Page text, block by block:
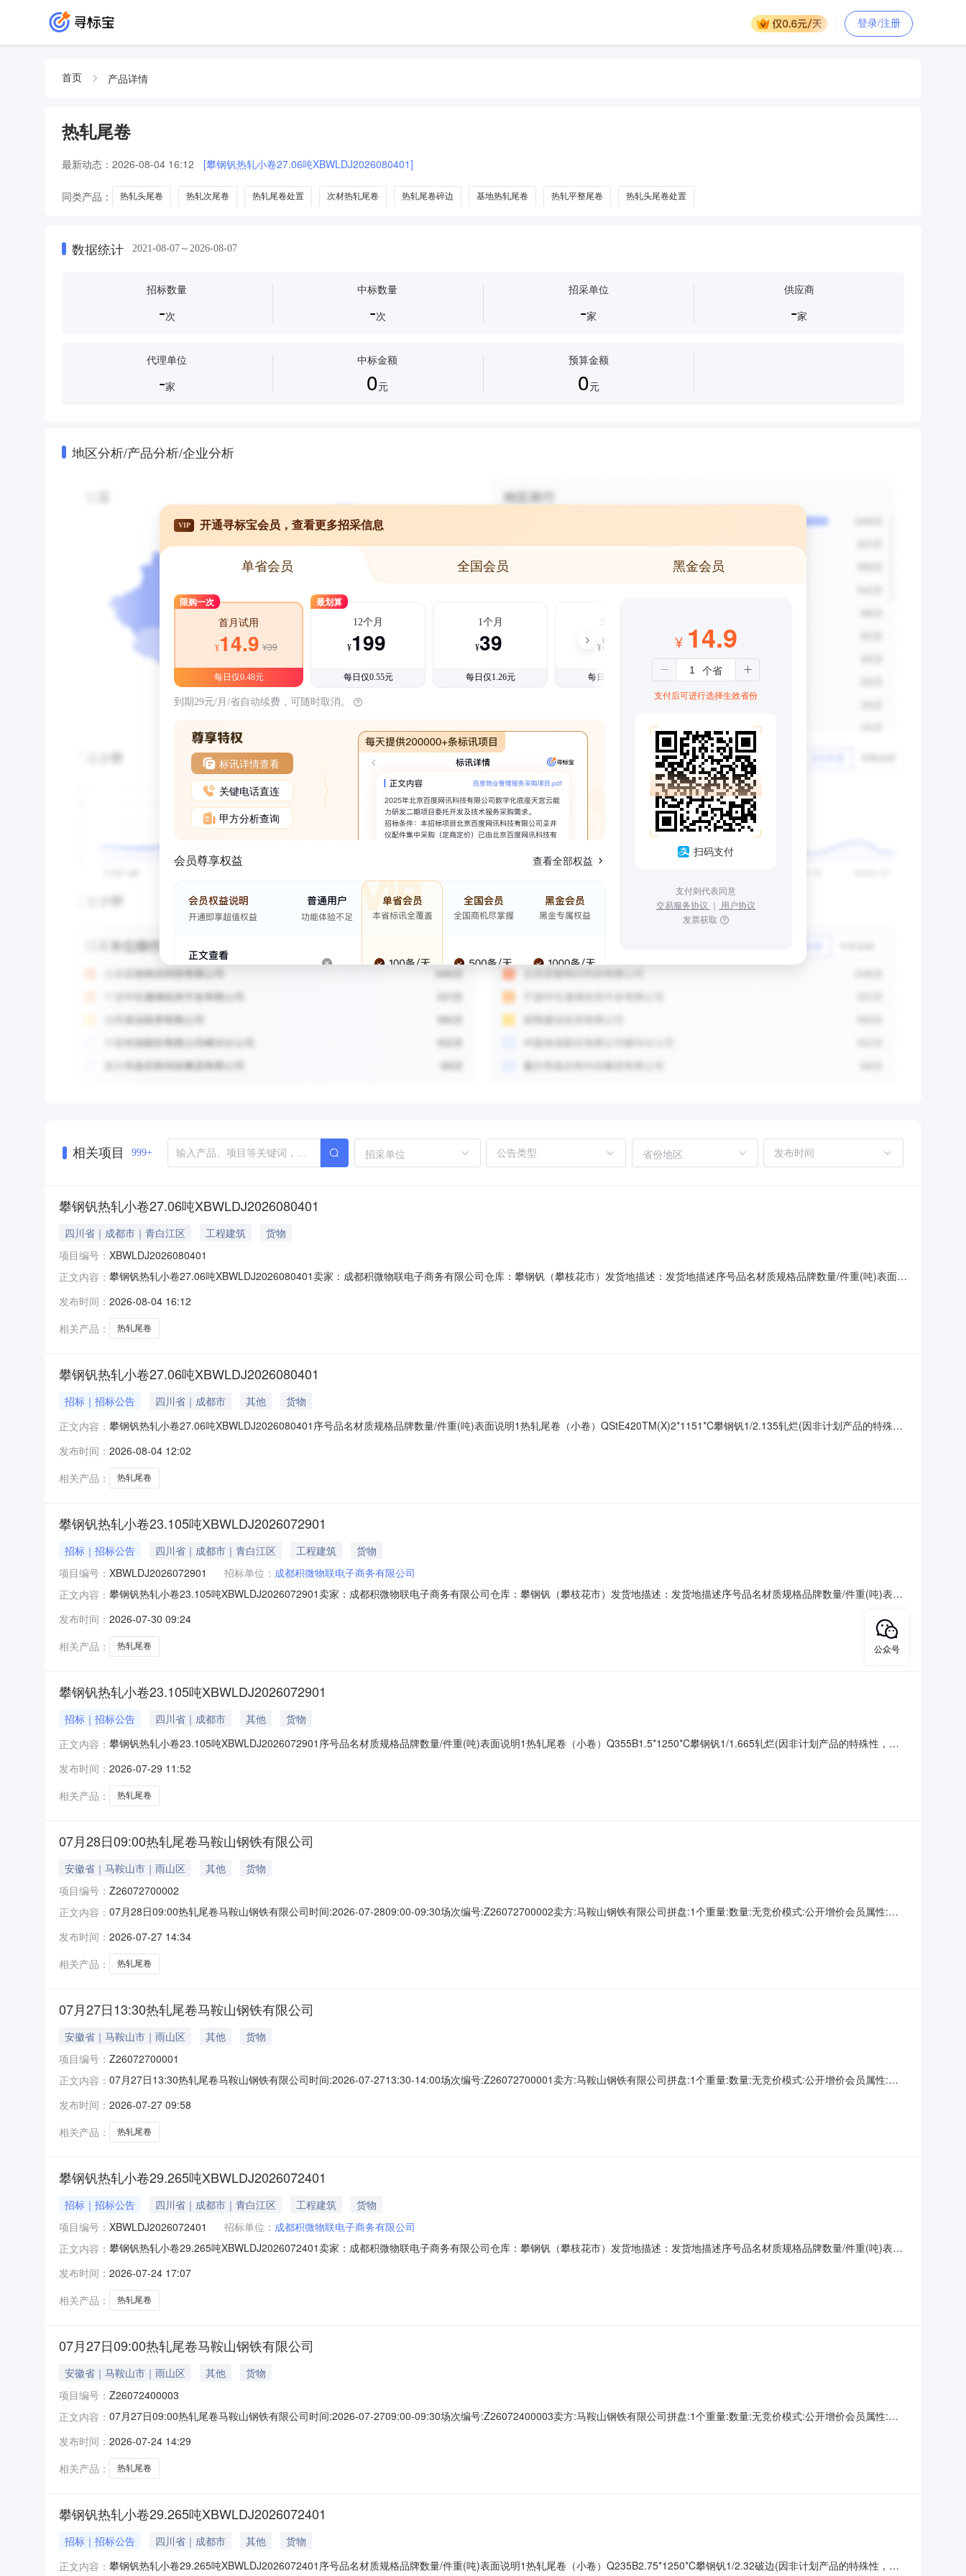
登录/注册
首页 产品详情
热轧尾卷
最新动态： 2026-08-04 16:12 [攀钢钒热轧小卷27.06吨XBWLDJ2026080401]
同类产品： 热轧头尾卷 热轧次尾卷 热轧尾卷处置 次材热轧尾卷 热轧尾卷碎边 基地热轧尾卷 热轧平整尾卷 热轧头尾卷处置
数据统计 2021-08-07～2026-08-07
招标数量
-次
中标数量
-次
招采单位
-家
供应商
-家
代理单位
-家
中标金额
0元
预算金额
0元
地区分析/产品分析/企业分析
VIP 开通寻标宝会员，查看更多招采信息
单省会员 全国会员 黑金会员
限购一次
首月试用
¥14.9 ¥39
每日仅0.48元
最划算
12个月
¥199
每日仅0.55元
1个月
¥39
每日仅1.26元
3个月
¥99
每日仅1.08元
到期29元/月/省自动续费，可随时取消。
标讯详情查看
关键电话直连
甲方分析查询
会员尊享权益 查看全部权益
¥ 14.9
支付后可进行选择生效省份
扫码支付
支付则代表同意
交易服务协议 ｜ 用户协议
发票获取
相关项目 999+ 招采单位 省份地区
攀钢钒热轧小卷27.06吨XBWLDJ2026080401
四川省｜成都市｜青白江区 工程建筑
货物
项目编号： XBWLDJ2026080401
正文内容： 攀钢钒热轧小卷27.06吨XBWLDJ2026080401卖家：成都积微物联电子商务有限公司仓库：攀钢钒（攀枝花市）发货地描述：发货地描述序号品名材质规格品牌数量/件重(吨)表面说
钢钒1/1.545破边(因非计划产品的特殊性，可能存在与描述不符或其他未描述的情况）3热轧尾卷（小卷）SPHC(X)1.4*1038*C攀钢
发布时间： 2026-08-04 16:12
相关产品：
热轧尾卷
攀钢钒热轧小卷27.06吨XBWLDJ2026080401
招标｜招标公告 四川省｜成都市 其他
货物
正文内容： 攀钢钒热轧小卷27.06吨XBWLDJ2026080401序号品名材质规格品牌数量/件重(吨)表面说明1热轧尾卷（小卷）QStE420TM(X)2*1151*C攀钢钒1/2.135轧烂(因非计划产品的特殊
轧尾卷（小卷）SPHC(X)1.4*1038*C攀钢钒1/1.77破边(因非计划产品的特殊性，可能存在与描述不符或其他未描述的情况）
发布时间： 2026-08-04 12:02
相关产品：
热轧尾卷
攀钢钒热轧小卷23.105吨XBWLDJ2026072901
招标｜招标公告 四川省｜成都市｜青白江区 工程建筑
货物
项目编号： XBWLDJ2026072901 招标单位： 成都积微物联电子商务有限公司
正文内容： 攀钢钒热轧小卷23.105吨XBWLDJ2026072901卖家：成都积微物联电子商务有限公司仓库：攀钢钒（攀枝花市）发货地描述：发货地描述序号品名材质规格品牌数量/件重(吨)表面
1/2.22折边(因非计划产品的特殊性，可能存在与描述不符或其他未描述的情况）3热轧尾卷（小卷）PWB1.8*1250*C攀钢钒1/2.215折边(因非
发布时间： 2026-07-30 09:24
相关产品：
热轧尾卷
攀钢钒热轧小卷23.105吨XBWLDJ2026072901
招标｜招标公告 四川省｜成都市 其他
货物
正文内容： 攀钢钒热轧小卷23.105吨XBWLDJ2026072901序号品名材质规格品牌数量/件重(吨)表面说明1热轧尾卷（小卷）Q355B1.5*1250*C攀钢钒1/1.665轧烂(因非计划产品的特殊性，可
卷）PWB1.8*1250*C攀钢钒1/2.215折边(因非计划产品的特殊性，可能存在与描述不符或其他未描述的情况）4热轧尾卷（小卷）PWB
发布时间： 2026-07-29 11:52
相关产品：
热轧尾卷
07月28日09:00热轧尾卷马鞍山钢铁有限公司
安徽省｜马鞍山市｜雨山区 其他
货物
项目编号： Z26072700002
正文内容： 07月28日09:00热轧尾卷马鞍山钢铁有限公司时间:2026-07-2809:00-09:30场次编号:Z26072700002卖方:马鞍山钢铁有限公司拼盘:1个重量:数量:无竞价模式:公开增价会员属性:只
保证金：￥1,700.00元交易保证金：￥1,700.00元竞价保证金：1,700.00元服务费保证金：0.00元保证金说明交易保证金交易保
发布时间： 2026-07-27 14:34
相关产品：
热轧尾卷
07月27日13:30热轧尾卷马鞍山钢铁有限公司
安徽省｜马鞍山市｜雨山区 其他
货物
项目编号： Z26072700001
正文内容： 07月27日13:30热轧尾卷马鞍山钢铁有限公司时间:2026-07-2713:30-14:00场次编号:Z26072700001卖方:马鞍山钢铁有限公司拼盘:1个重量:数量:无竞价模式:公开增价会员属性:只
保证金：￥1,700.00元交易保证金：￥1,700.00元竞价保证金：1,700.00元服务费保证金：0.00元保证金说明交易保证金交易保
发布时间： 2026-07-27 09:58
相关产品：
热轧尾卷
攀钢钒热轧小卷29.265吨XBWLDJ2026072401
招标｜招标公告 四川省｜成都市｜青白江区 工程建筑
货物
项目编号： XBWLDJ2026072401 招标单位： 成都积微物联电子商务有限公司
正文内容： 攀钢钒热轧小卷29.265吨XBWLDJ2026072401卖家：成都积微物联电子商务有限公司仓库：攀钢钒（攀枝花市）发货地描述：发货地描述序号品名材质规格品牌数量/件重(吨)表面
轧烂(因非计划产品的特殊性，可能存在与描述不符或其他未描述的情况）3热轧尾卷（小卷）Q235B2*1250*C攀钢钒1/1.59轧烂(因非计划
发布时间： 2026-07-24 17:07
相关产品：
热轧尾卷
07月27日09:00热轧尾卷马鞍山钢铁有限公司
安徽省｜马鞍山市｜雨山区 其他
货物
项目编号： Z26072400003
正文内容： 07月27日09:00热轧尾卷马鞍山钢铁有限公司时间:2026-07-2709:00-09:30场次编号:Z26072400003卖方:马鞍山钢铁有限公司拼盘:1个重量:数量:无竞价模式:公开增价会员属性:只
保证金：￥1,700.00元交易保证金：￥1,700.00元竞价保证金：1,700.00元服务费保证金：0.00元保证金说明交易保证金交易保
发布时间： 2026-07-24 14:29
相关产品：
热轧尾卷
攀钢钒热轧小卷29.265吨XBWLDJ2026072401
招标｜招标公告 四川省｜成都市 其他
货物
正文内容： 攀钢钒热轧小卷29.265吨XBWLDJ2026072401序号品名材质规格品牌数量/件重(吨)表面说明1热轧尾卷（小卷）Q235B2.75*1250*C攀钢钒1/2.32破边(因非计划产品的特殊性，可
公众号